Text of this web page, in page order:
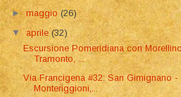
►maggio(26)
▼aprile(32)
Escursione Pomeridiana con
Tramonto, ...
Via Francigena #32: San Gimignano -
Monteriggioni,...